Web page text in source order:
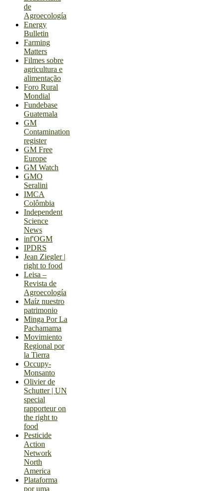
de
Agroecología
Energy
Bulletin
Farming
Matters
Filmes sobre
agricultura e
alimentação
Foro Rural
Mondial
Fundebase
Guatemala
GM
Contamination
register
GM Free
Europe
GM Watch
GMO
Seralini
IMCA
Colômbia
Independent
Science
News
inf'OGM
IPDRS
Jean Ziegler |
right to food
Leisa –
Revista de
Agroecología
Maíz nuestro
patrimonio
Minga Por La
Pachamama
Movimiento
Regional por
la Tierra
Occupy-
Monsanto
Olivier de
Schutter | UN
special
rapporteur on
the right to
food
Pesticide
Action
Network
North
America
Plataforma
por uma